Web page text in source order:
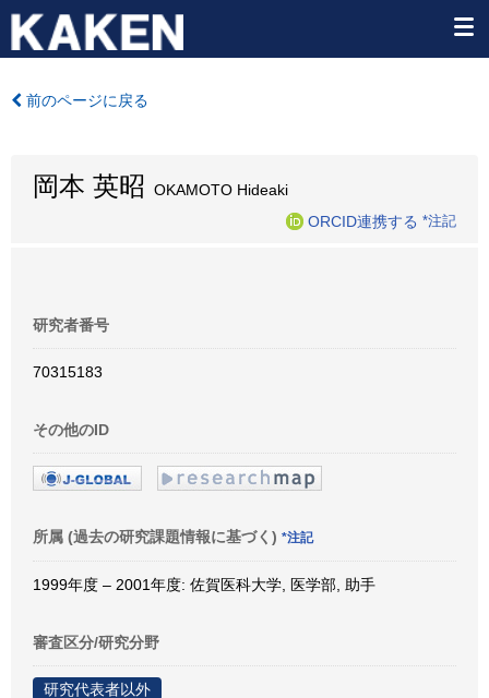
前のページに戻る
岡本 英昭
OKAMOTO Hideaki
ORCID連携する *注記
研究者番号
70315183
その他のID
所属 (過去の研究課題情報に基づく) *注記
1999年度 – 2001年度: 佐賀医科大学, 医学部, 助手
審査区分/研究分野
研究代表者以外